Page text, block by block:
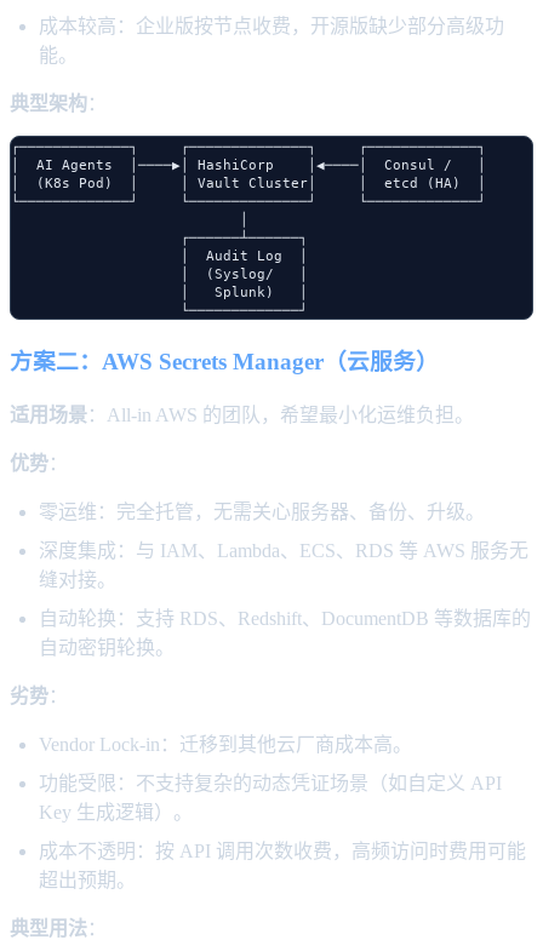
成本较高：企业版按节点收费，开源版缺少部分高级功
能。
典型架构：
┌─────────────┐     ┌──────────────┐     ┌─────────────┐
│  AI Agents  │────▶│ HashiCorp    │◀────│  Consul /   │
│  (K8s Pod)  │     │ Vault Cluster│     │  etcd (HA)  │
└─────────────┘     └──────────────┘     └─────────────┘
                    ┌──────┴──────┐
                    │  Audit Log  │
                    │  (Syslog/   │
                    │   Splunk)   │
方案二：AWS Secrets Manager（云服务）
适用场景：All-in AWS 的团队，希望最小化运维负担。
优势：
零运维：完全托管，无需关心服务器、备份、升级。
深度集成：与 IAM、Lambda、ECS、RDS 等 AWS 服务无
缝对接。
自动轮换：支持 RDS、Redshift、DocumentDB 等数据库的
自动密钥轮换。
劣势：
Vendor Lock-in：迁移到其他云厂商成本高。
功能受限：不支持复杂的动态凭证场景（如自定义 API
Key 生成逻辑）。
成本不透明：按 API 调用次数收费，高频访问时费用可能
超出预期。
典型用法：